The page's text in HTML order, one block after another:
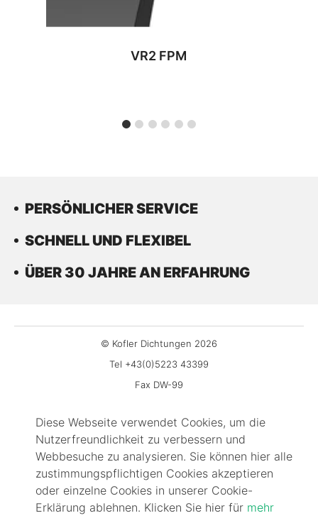
Diese Webseite verwendet Cookies, um die
Nutzerfreundlichkeit zu verbessern und
Webbesuche zu analysieren. Sie können hier alle
zustimmungspflichtigen Cookies akzeptieren
oder einzelne Cookies in unserer Cookie-
Erklärung ablehnen. Klicken Sie hier für mehr
VR2 FPM
PERSÖNLICHER SERVICE
SCHNELL UND FLEXIBEL
ÜBER 30 JAHRE AN ERFAHRUNG
© Kofler Dichtungen 2026
Tel +43(0)5223 43399
Fax DW-99
Gewerbepark 3
6068 Mils
Impressum
Kontakt
FAQ